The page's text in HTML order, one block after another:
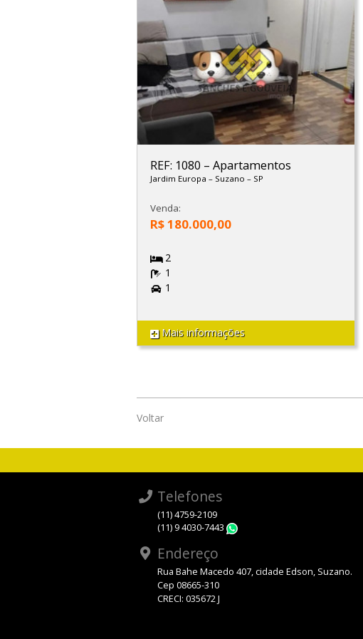
REF: 1080 – Apartamentos
Jardim Europa – Suzano – SP
Venda:
R$ 180.000,00
2
1
1
Mais informações
Voltar
Telefones
(11) 4759-2109
(11) 9 4030-7443
Endereço
Rua Bahe Macedo 407, cidade Edson, Suzano.
Cep 08665-310
CRECI: 035672 J